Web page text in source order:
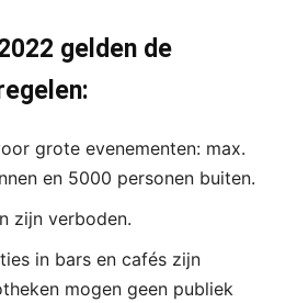
gelden de
grote evenementen: max.
en 5000 personen buiten.
zijn verboden.
in bars en cafés zijn
mogen geen publiek